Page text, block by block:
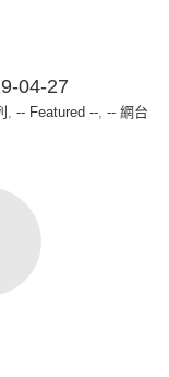
04-27
, -- Featured --, -- 網台